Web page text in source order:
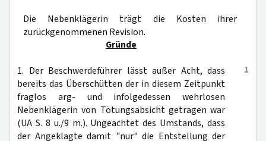
Die Nebenklägerin trägt die Kosten ihrer
zurückgenommenen Revision.
Gründe
1
1. Der Beschwerdeführer lässt außer Acht, dass
bereits das Überschütten der in diesem Zeitpunkt
fraglos arg- und infolgedessen wehrlosen
Nebenklägerin von Tötungsabsicht getragen war
(UA S. 8 u./9 m.). Ungeachtet des Umstands, dass
der Angeklagte damit "nur" die Entstellung der